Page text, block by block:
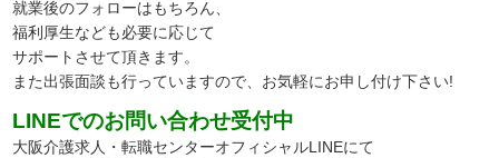
就業後のフォローはもちろん、
福利厚生なども必要に応じて
サポートさせて頂きます。
また出張面談も行っていますので、 お気軽にお申し付け下さい!
LINEでのお問い合わせ受付中
大阪介護求人・転職センターオフィシャルLINEにて